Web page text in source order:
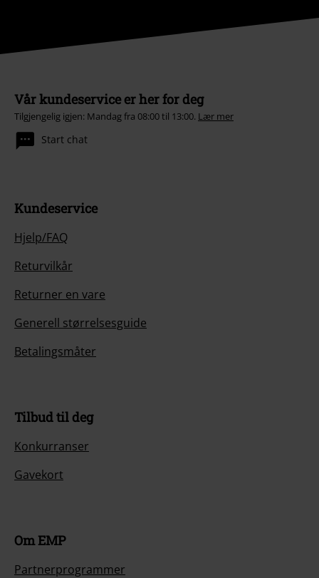
Vår kundeservice er her for deg
Tilgjengelig igjen: Mandag fra 08:00 til 13:00. Lær mer
Start chat
Kundeservice
Hjelp/FAQ
Returvilkår
Returner en vare
Generell størrelsesguide
Betalingsmåter
Tilbud til deg
Konkurranser
Gavekort
Om EMP
Partnerprogrammer